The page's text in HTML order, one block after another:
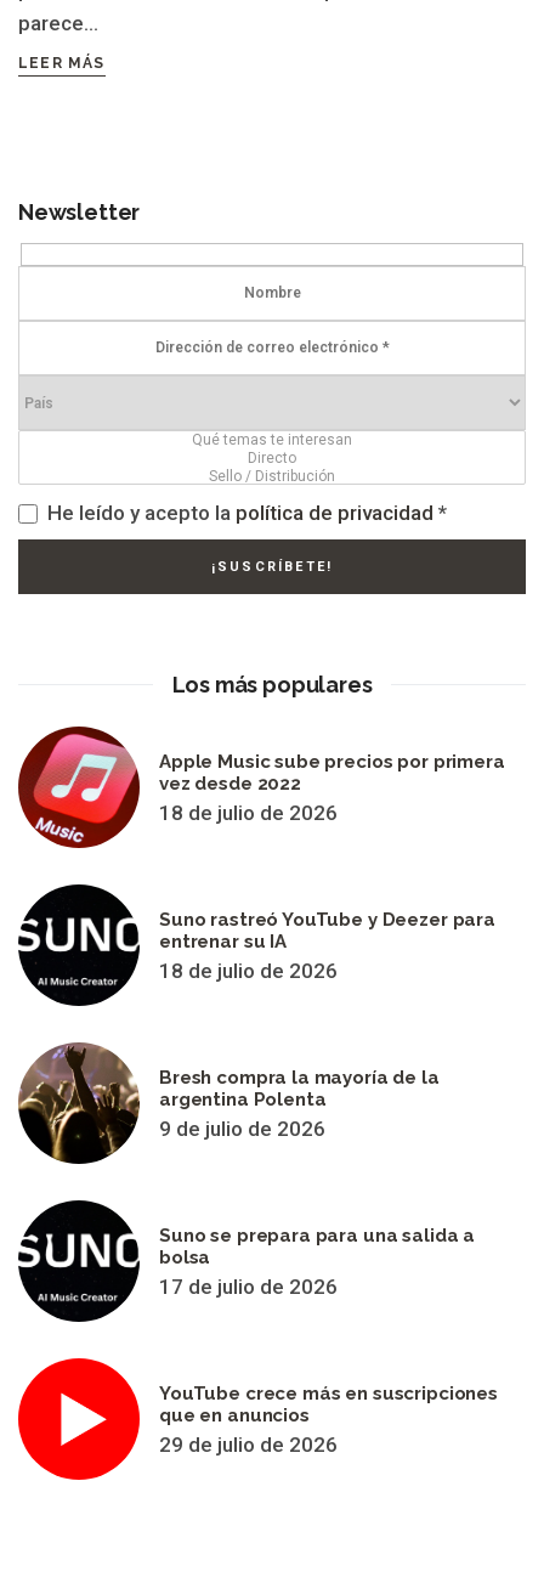
parece...
LEER MÁS
Newsletter
He leído y acepto la política de privacidad *
Los más populares
Apple Music sube precios por primera
vez desde 2022
18 de julio de 2026
Suno rastreó YouTube y Deezer para
entrenar su IA
18 de julio de 2026
Bresh compra la mayoría de la
argentina Polenta
9 de julio de 2026
Suno se prepara para una salida a
bolsa
17 de julio de 2026
YouTube crece más en suscripciones
que en anuncios
29 de julio de 2026